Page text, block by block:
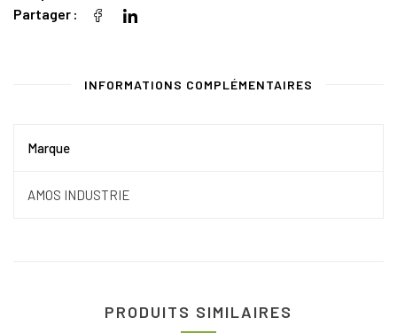
Partager
INFORMATIONS COMPLÉMENTAIRES
Marque
AMOS INDUSTRIE
PRODUITS SIMILAIRES